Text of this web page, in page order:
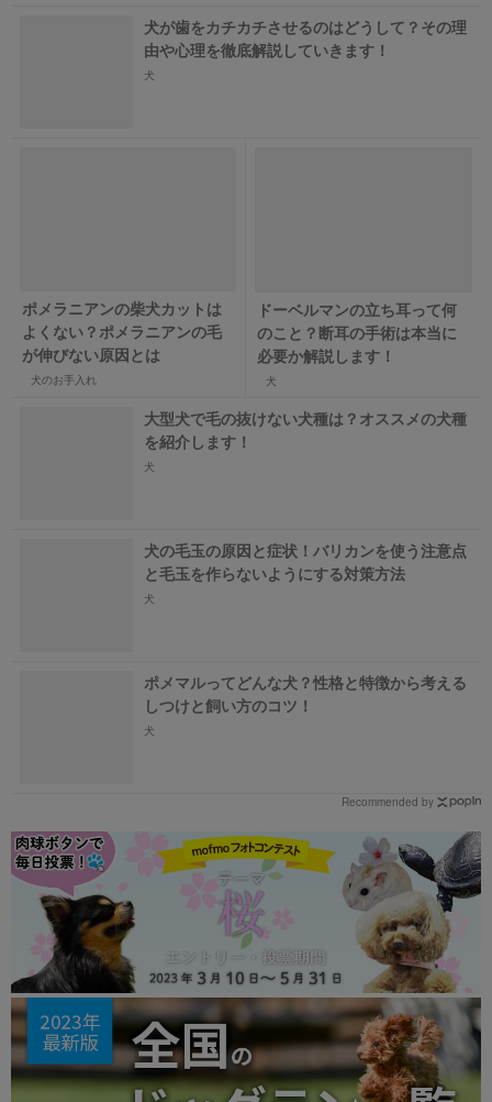
犬が歯をカチカチさせるのはどうして？その理
由や心理を徹底解説していきます！
犬
ポメラニアンの柴犬カットは
よくない？ポメラニアンの毛
が伸びない原因とは
犬のお手入れ
ドーベルマンの立ち耳って何
のこと？断耳の手術は本当に
必要か解説します！
犬
大型犬で毛の抜けない犬種は？オススメの犬種
を紹介します！
犬
犬の毛玉の原因と症状！バリカンを使う注意点
と毛玉を作らないようにする対策方法
犬
ポメマルってどんな犬？性格と特徴から考える
しつけと飼い方のコツ！
犬
Recommended by